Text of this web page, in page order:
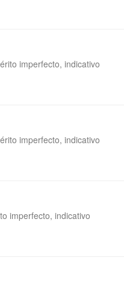
imperfecto, indicativo
imperfecto, indicativo
imperfecto, indicativo